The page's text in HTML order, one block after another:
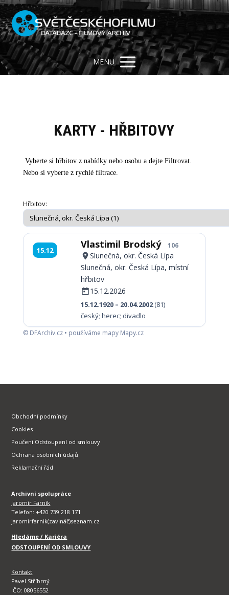
MENU
KARTY - HŘBITOVY
Vyberte si hřbitov z nabídky nebo osobu a dejte Filtrovat.
Nebo si vyberte z rychlé filtrace.
Hřbitov:
15.12 Vlastimil Brodský 106
Slunečná, okr. Česká Lípa
Slunečná, okr. Česká Lípa, místní
hřbitov
15.12.2026
15.12.1920 – 20.04.2002(81)
český; herec; divadlo
© DFArchiv.cz • používáme mapy Mapy.cz
Obchodní podmínky
Cookies
Poučení Odstoupení od smlouvy
Ochrana osobních údajů
Reklamační řád
Archivní spolupráce
Jaromír Farník
Telefon: +420 739 218 171
jaromirfarnik(zavináč)seznam.cz
Hledáme / Kariéra
ODSTOUPENÍ OD SMLOUVY
Kontakt
Pavel Stříbrný
IČO: 08056552